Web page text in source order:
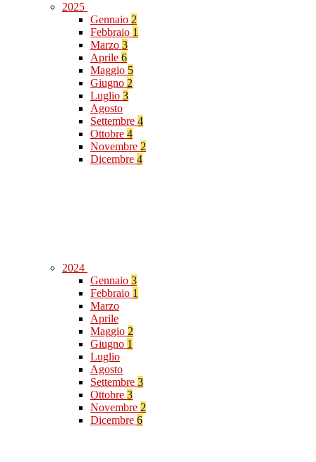
2025
Gennaio 2
Febbraio 1
Marzo 3
Aprile 6
Maggio 5
Giugno 2
Luglio 3
Agosto
Settembre 4
Ottobre 4
Novembre 2
Dicembre 4
2024
Gennaio 3
Febbraio 1
Marzo
Aprile
Maggio 2
Giugno 1
Luglio
Agosto
Settembre 3
Ottobre 3
Novembre 2
Dicembre 6